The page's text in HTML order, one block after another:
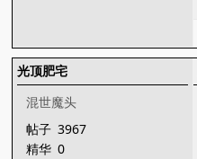
光顶肥宅
混世魔头
帖子 3967
精华 0